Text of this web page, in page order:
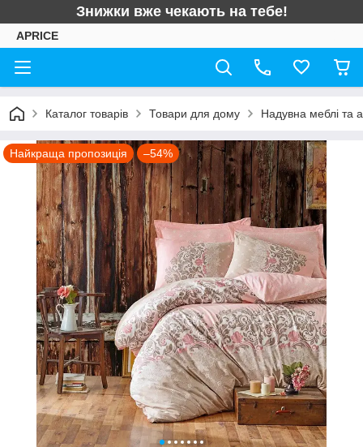
Знижки вже чекають на тебе!
APRICE
Каталог товарів Товари для дому Надувна меблі та
Найкраща пропозиція –54%